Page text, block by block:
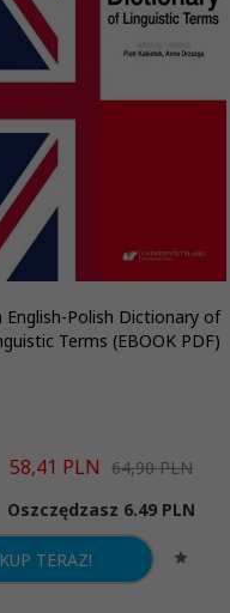
English-Polish Dictionary of
Terms (EBOOK PDF)
58,41 PLN 64,90 PLN
Oszczędzasz 6.49 PLN
KUP TERAZ!